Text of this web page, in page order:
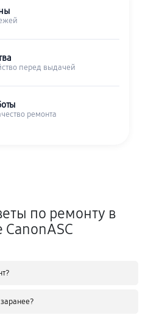
перед выдачей
ремонта
по ремонту в
CanonASC